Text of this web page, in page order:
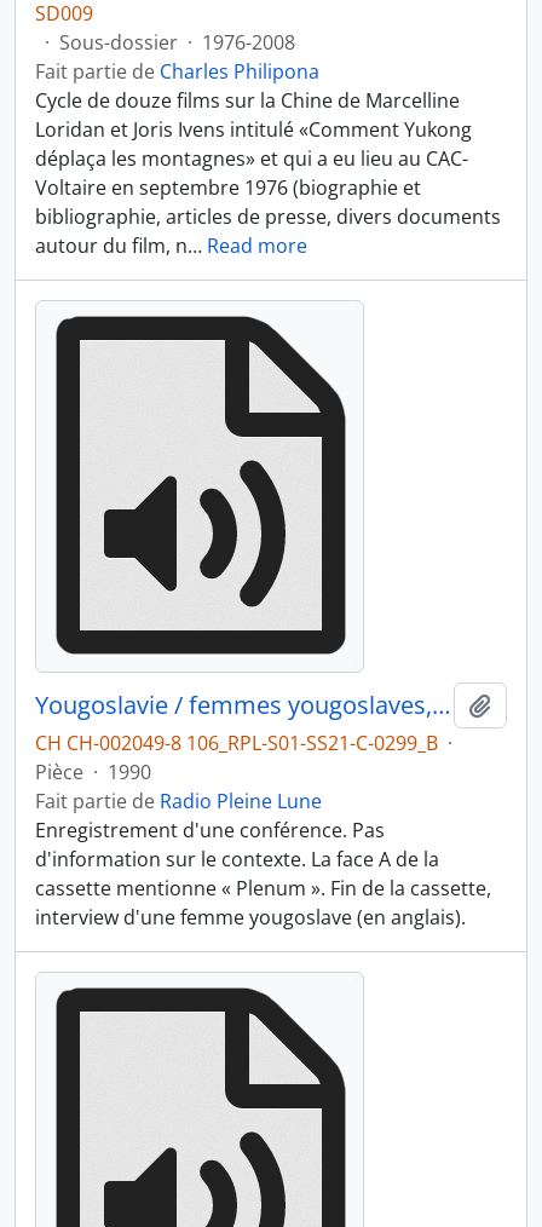
SD009
· Sous-dossier · 1976-2008
Fait partie de Charles Philipona
Cycle de douze films sur la Chine de Marcelline
Loridan et Joris Ivens intitulé «Comment Yukong
déplaça les montagnes» et qui a eu lieu au CAC-
Voltaire en septembre 1976 (biographie et
bibliographie, articles de presse, divers documents
autour du film, n… Read more
Yougoslavie / femmes yougoslaves, partie 2
CH CH-002049-8 106_RPL-S01-SS21-C-0299_B ·
Pièce · 1990
Fait partie de Radio Pleine Lune
Enregistrement d'une conférence. Pas
d'information sur le contexte. La face A de la
cassette mentionne « Plenum ». Fin de la cassette,
interview d'une femme yougoslave (en anglais).